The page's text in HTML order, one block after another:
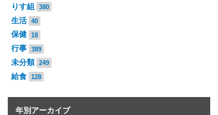
りす組 380
生活 40
保健 18
行事 389
未分類 249
給食 128
年別アーカイブ